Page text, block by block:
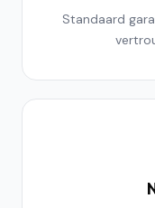
Standaard